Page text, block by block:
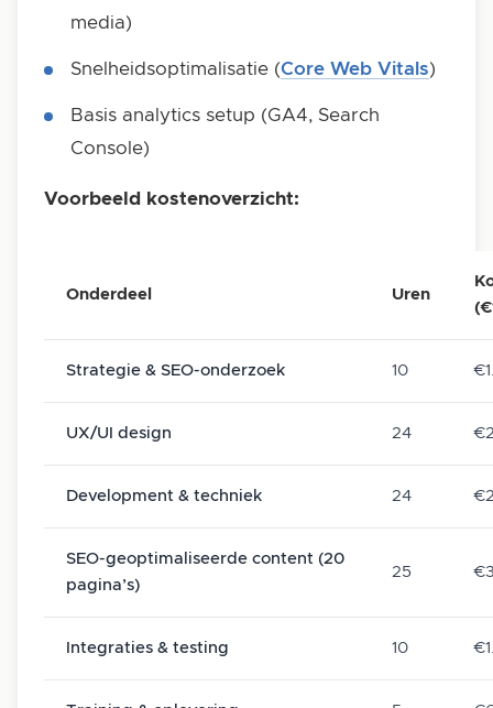
media)
Snelheidsoptimalisatie (Core Web Vitals)
Basis analytics setup (GA4, Search
Console)
Voorbeeld kostenoverzicht:
Onderdeel Uren
Strategie & SEO-onderzoek 10
UX/UI design 24
Development & techniek 24
SEO-geoptimaliseerde content (20
pagina’s)
25
Integraties & testing 10